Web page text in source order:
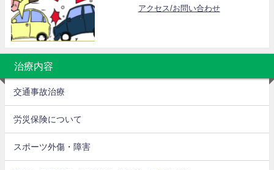
アクセス/お問い合わせ
治療内容
交通事故治療
労災保険について
スポーツ外傷・障害